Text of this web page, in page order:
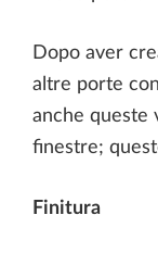
Dopo aver
altre porte
anche queste
finestre;
Finitura